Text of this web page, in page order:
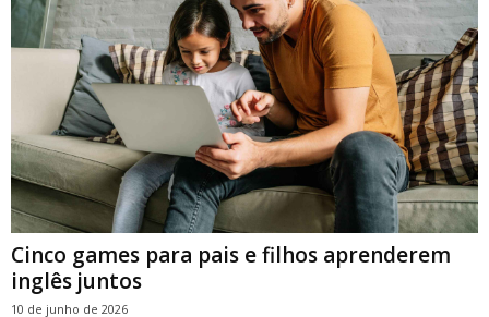
Cinco games para pais e filhos aprenderem
inglês juntos
10 de junho de 2026